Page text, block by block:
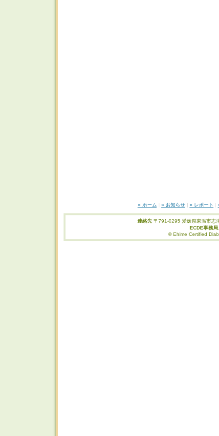
» ホーム | » お知らせ| » レポート |
連絡先 〒791-0295 愛媛県東温市志
ECDE事務
© Ehime Certified